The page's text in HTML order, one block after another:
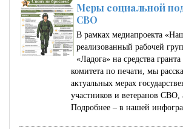
Меры социальной
СВО
В рамках медиапроекта
реализованный рабочей
«Ладога» на средства
комитета по печати, мы
актуальных мерах
участников и ветеранов СВО,
Подробнее – в нашей